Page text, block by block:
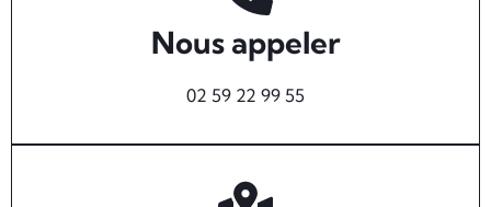
Nous appeler
02 59 22 99 55